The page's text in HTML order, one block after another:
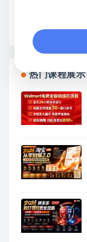
热门课程展示